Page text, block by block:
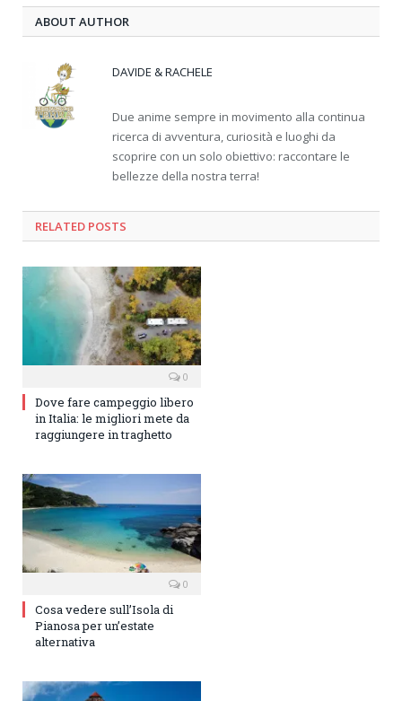
ABOUT AUTHOR
DAVIDE & RACHELE
Due anime sempre in movimento alla continua
ricerca di avventura, curiosità e luoghi da
scoprire con un solo obiettivo: raccontare le
bellezze della nostra terra!
RELATED POSTS
0
Dove fare campeggio libero
in Italia: le migliori mete da
raggiungere in traghetto
0
Cosa vedere sull’Isola di
Pianosa per un’estate
alternativa